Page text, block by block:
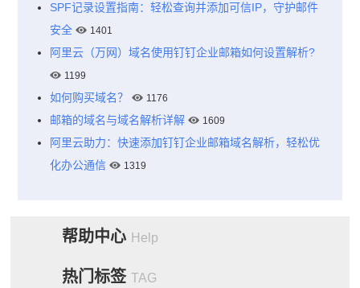
SPF记录设置指南：轻松查询并添加可信IP，守护邮件
安全
1401
阿里云（万网）域名使用钉钉企业邮箱如何设置解析?
1199
如何购买域名？ 1176
邮箱的域名与域名解析详解 1609
阿里云助力：快速添加钉钉企业邮箱域名解析，轻松优
化办公通信
1319
帮助中心 Help
热门标签 TAG